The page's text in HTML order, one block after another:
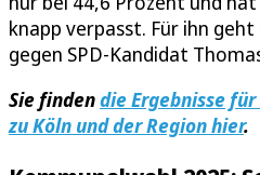
knapp verpasst. Für ihn geht
gegen SPD-Kandidat
Sie findendie Ergebnisse
zu Köln und der Region hier.